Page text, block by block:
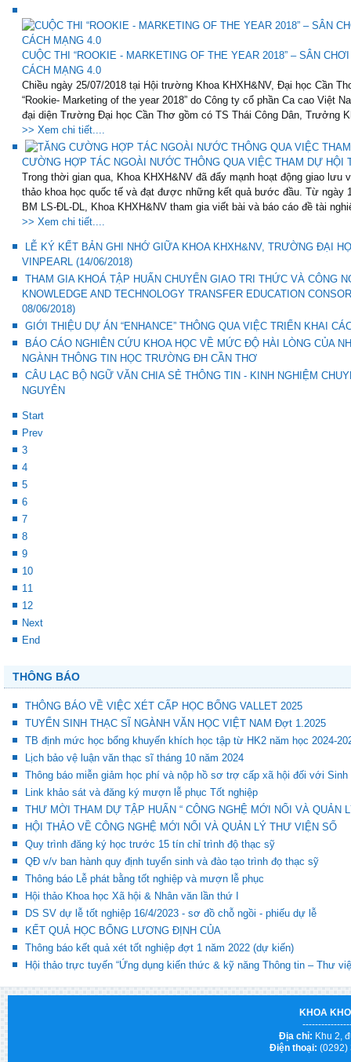
CUỘC THI “ROOKIE - MARKETING OF THE YEAR 2018” – SÂN
CÁCH MẠNG 4.0
Chiều ngày 25/07/2018 tại Hội trường Khoa KHXH&NV, Đại học Cần
“Rookie- Marketing of the year 2018” do Công ty cổ phần Ca cao Việt
đại diện Trường Đại học Cần Thơ gồm có TS Thái Công Dân, Trưởng
>> Xem chi tiết....
CƯỜNG HỢP TÁC NGOÀI NƯỚC THÔNG QUA VIỆC THAM DỰ HỘI
Trong thời gian qua, Khoa KHXH&NV đã đẩy mạnh hoạt động giao lưu
thảo khoa học quốc tế và đạt được những kết quả bước đầu. Từ ngày
BM LS-ĐL-DL, Khoa KHXH&NV tham gia viết bài và báo cáo đề tài
>> Xem chi tiết....
LỄ KÝ KẾT BẢN GHI NHỚ GIỮA KHOA KHXH&NV, TRƯỜNG ĐẠI
VINPEARL (14/06/2018)
THAM GIA KHOÁ TẬP HUẤN CHUYỂN GIAO TRI THỨC VÀ CÔNG
KNOWLEDGE AND TECHNOLOGY TRANSFER EDUCATION
08/06/2018)
GIỚI THIỆU DỰ ÁN “ENHANCE” THÔNG QUA VIỆC TRIỂN KHAI
BÁO CÁO NGHIÊN CỨU KHOA HỌC VỀ MỨC ĐỘ HÀI LÒNG CỦA
NGÀNH THÔNG TIN HỌC TRƯỜNG ĐH CẦN THƠ
CÂU LẠC BỘ NGỮ VĂN CHIA SẺ THÔNG TIN - KINH NGHIỆM
NGUYÊN
Start
Prev
3
4
5
6
7
8
9
10
11
12
Next
End
THÔNG BÁO
THÔNG BÁO VỀ VIỆC XÉT CẤP HỌC BỔNG VALLET 2025
TUYỂN SINH THẠC SĨ NGÀNH VĂN HỌC VIỆT NAM Đợt 1.2025
TB định mức học bổng khuyến khích học tập từ HK2 năm học 2024-
Lịch bảo vệ luận văn thạc sĩ tháng 10 năm 2024
Thông báo miễn giảm học phí và nộp hồ sơ trợ cấp xã hội đối với Sinh
Link khảo sát và đăng ký mượn lễ phục Tốt nghiệp
THƯ MỜI THAM DỰ TẬP HUẤN “ CÔNG NGHỆ MỚI NỔI VÀ QUẢN
HỘI THẢO VỀ CÔNG NGHỆ MỚI NỔI VÀ QUẢN LÝ THƯ VIỆN SỐ
Quy trình đăng ký học trước 15 tín chỉ trình độ thạc sỹ
QĐ v/v ban hành quy định tuyển sinh và đào tạo trình đọ thạc sỹ
Thông báo Lễ phát bằng tốt nghiệp và mượn lễ phục
Hội thảo Khoa học Xã hội & Nhân văn lần thứ I
DS SV dự lễ tốt nghiệp 16/4/2023 - sơ đồ chỗ ngồi - phiếu dự lễ
KẾT QUẢ HỌC BỔNG LƯƠNG ĐỊNH CỦA
Thông báo kết quả xét tốt nghiệp đợt 1 năm 2022 (dự kiến)
Hội thảo trực tuyến “Ứng dụng kiến thức & kỹ năng Thông tin – Thư
KHOA
Địa chỉ: Khu 2,
Điện thoại: (0292)